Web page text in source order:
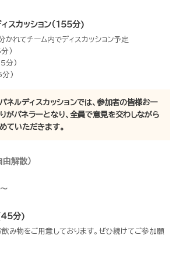
ィスカッション（155分)
れてチーム内でディスカッション予定
）
分)
分)
ネルディスカッションでは、参加者の皆様お一
がパネラーとなり、全員で意見を交わしながら
ていただきます。
由解散）
分)
み物をご用意しております。ぜひ続けてご参加願